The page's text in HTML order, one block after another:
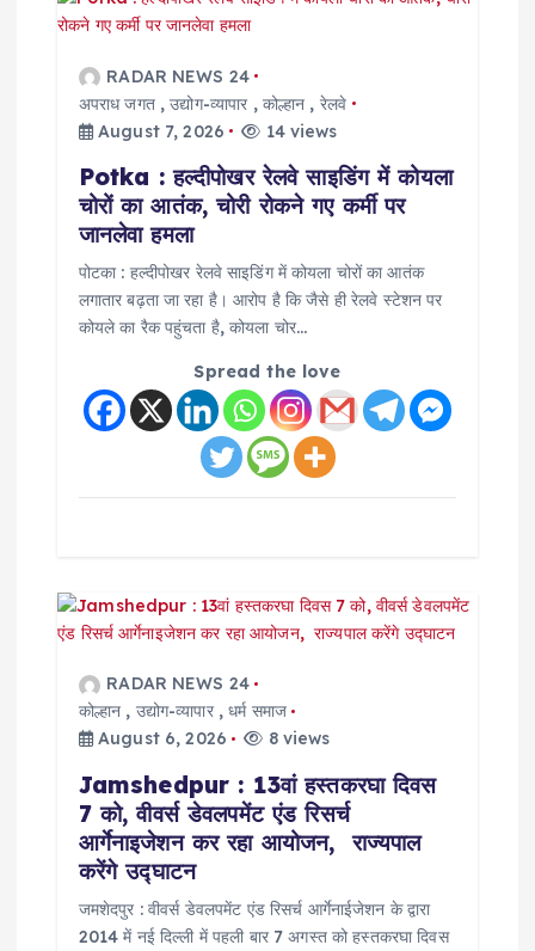
RADAR NEWS 24
अपराध जगत,उद्योग-व्यापार , कोल्हान , रेलवे
August 7, 2026
14 views
Potka : हल्दीपोखर रेलवे साइडिंग में कोयला
चोरों का आतंक, चोरी रोकने गए कर्मी पर
जानलेवा हमला
पोटका : हल्दीपोखर रेलवे साइडिंग में कोयला चोरों का आतंक
लगातार बढ़ता जा रहा है। आरोप है कि जैसे ही रेलवे स्टेशन पर
कोयले का रैक पहुंचता है, कोयला चोर…
Spread the love
RADAR NEWS 24
कोल्हान , उद्योग-व्यापार,धर्म समाज
August 6, 2026
8 views
Jamshedpur : 13वां हस्तकरघा दिवस
7 को, वीवर्स डेवलपमेंट एंड रिसर्च
आर्गेनाइजेशन कर रहा आयोजन, राज्यपाल
करेंगे उद्घाटन
जमशेदपुर : वीवर्स डेवलपमेंट एंड रिसर्च आर्गेनाईजेशन के द्वारा
2014 में नई दिल्ली में पहली बार 7 अगस्त को हस्तकरघा दिवस